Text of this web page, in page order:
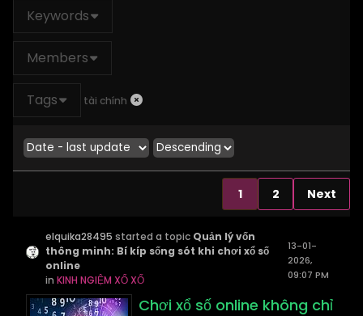
Keywords
Members
Tags tài chính
1 2 Next
elquika28495 started a topic Quản lý vốn
thông minh: Bí kíp sống sót khi chơi xổ số
online
inKINH NGIỆM XỔ XỐ
13-01-
2026,
09:07 PM
Chơi xổ số online không chỉ